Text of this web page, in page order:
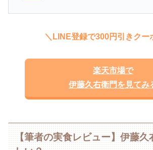
＼LINE登録で300円引きクー
楽天市場で
伊藤久右衛門を見てみ
【筆者の実食レビュー】伊藤